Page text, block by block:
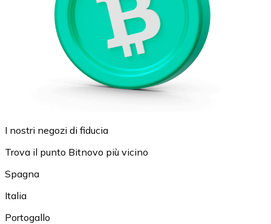
I nostri negozi di fiducia
Trova il punto Bitnovo più vicino
Spagna
Italia
Portogallo